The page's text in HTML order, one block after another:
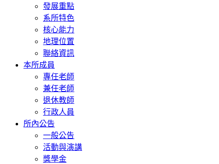
發展重點
系所特色
核心能力
地理位置
聯絡資訊
本所成員
專任老師
兼任老師
退休教師
行政人員
所內公告
一般公告
活動與演講
獎學金